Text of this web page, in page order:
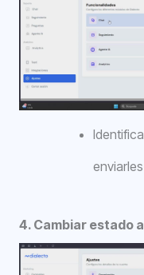
4. Cambiar estado